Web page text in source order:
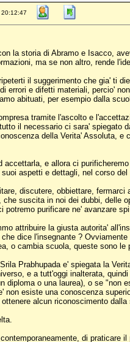
20:12:47
la storia di Abramo e Isacco,
ma se non altro, rende
il suggerimento che gia' ti
errori e difetti materiali, percio'
abituati, per esempio dalla
tramite l'ascolto e
il necessario ci sara' spiegato
della Verita' Assoluta,
accettarla, e allora ci
aspetti e dettagli, nel corso del
discutere, obbiettare,
che suscita in noi dei dubbi, delle
potremo purificare ne' avanzare
attribuire la giusta autorita'
dice l'insegnante ?
o cambia scuola, queste sono le
Prabhupada e' spiegata la
e a tutt'oggi inalterata,
diploma o una laurea), o se "non
non esiste una conoscenza
alcun riconoscimento
di praticare